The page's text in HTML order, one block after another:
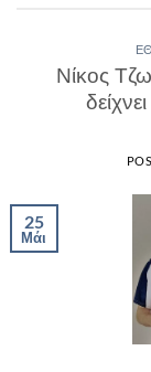
Νίκος
25
Μάι